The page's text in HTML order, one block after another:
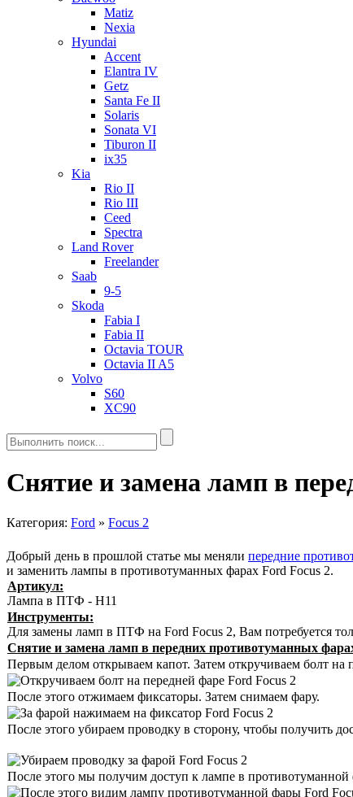
Matiz
Nexia
Hyundai
Accent
Elantra IV
Getz
Santa Fe II
Solaris
Sonata VI
Tiburon II
ix35
Kia
Rio II
Rio III
Ceed
Spectra
Land Rover
Freelander
Saab
9-5
Skoda
Fabia I
Fabia II
Octavia TOUR
Octavia II A5
Volvo
S60
XC90
Снятие и замена ламп в
Категория: Ford » Focus 2
Добрый день в прошлой статье мы меняли передние
и заменить лампы в противотуманных фарах Ford Focus 2.
Артикул:
Лампа в ПТФ - H11
Инструменты:
Для замены ламп в ПТФ на Ford Focus 2, Вам потребуется
Снятие и замена ламп в передних противотуманных
Первым делом открываем капот. Затем откручиваем болт на
После этого отжимаем фиксаторы. Затем снимаем фару.
После этого убираем проводку в сторону, чтобы получить
После этого мы получим доступ к лампе в